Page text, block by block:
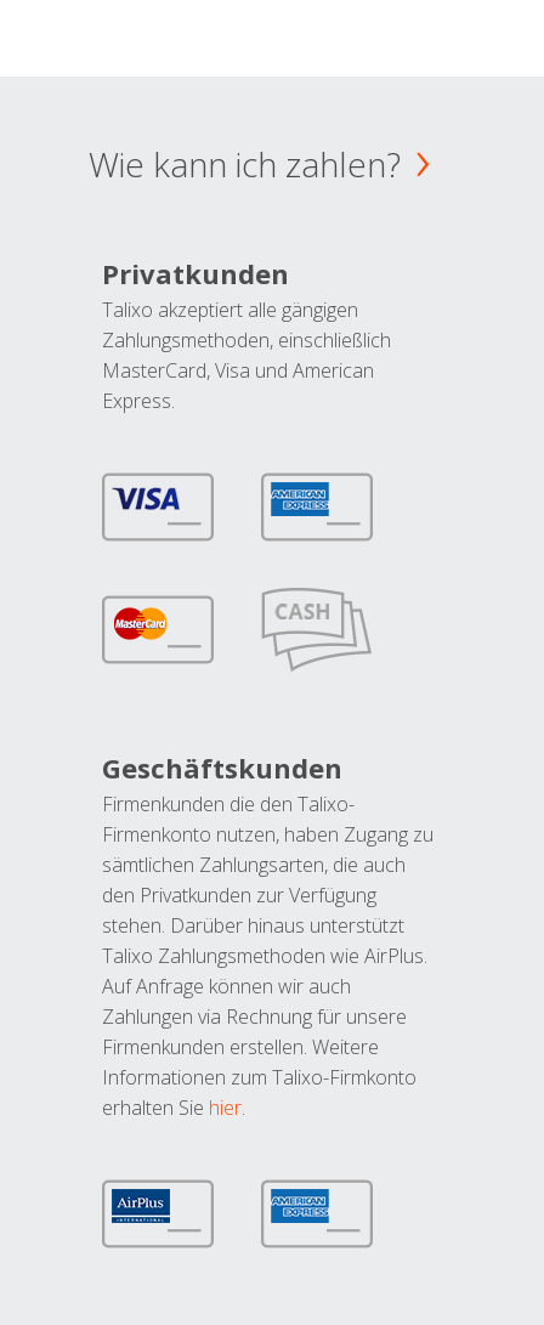
Wie kann ich zahlen?
Privatkunden
Talixo akzeptiert alle gängigen
Zahlungsmethoden, einschließlich
MasterCard, Visa und American
Express.
Geschäftskunden
Firmenkunden die den Talixo-
Firmenkonto nutzen, haben Zugang zu
sämtlichen Zahlungsarten, die auch
den Privatkunden zur Verfügung
stehen. Darüber hinaus unterstützt
Talixo Zahlungsmethoden wie AirPlus.
Auf Anfrage können wir auch
Zahlungen via Rechnung für unsere
Firmenkunden erstellen. Weitere
Informationen zum Talixo-Firmkonto
erhalten Sie hier.